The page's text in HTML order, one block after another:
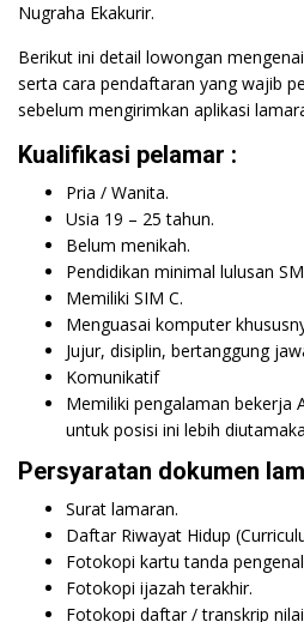
Nugraha Ekakurir.
Berikut ini detail lowongan
serta cara pendaftaran yang wajib
sebelum mengirimkan aplikasi
Kualifikasi pelamar :
Pria / Wanita.
Usia 19 – 25 tahun.
Belum menikah.
Pendidikan minimal lulusan
Memiliki SIM C.
Menguasai komputer
Jujur, disiplin, bertanggung
Komunikatif
Memiliki pengalaman bekerja
untuk posisi ini lebih
Persyaratan dokumen
Surat lamaran.
Daftar Riwayat Hidup
Fotokopi kartu tanda
Fotokopi ijazah terakhir.
Fotokopi daftar / transkrip